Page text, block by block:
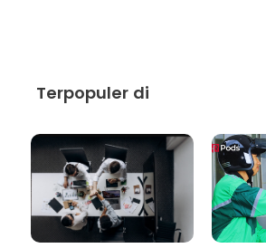
Terpopuler di